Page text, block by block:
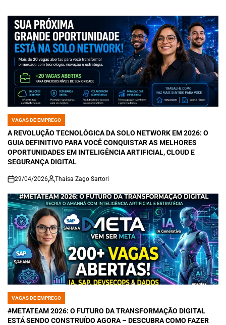
POSTED
IN
VAGAS DE EMPREGO
A REVOLUÇÃO TECNOLÓGICA DA SOLO NETWORK EM 2026: O
GUIA DEFINITIVO PARA VOCÊ CONQUISTAR AS MELHORES
OPORTUNIDADES EM INTELIGÊNCIA ARTIFICIAL, CLOUD E
SEGURANÇA DIGITAL
on
29/04/2026 Thaisa Zago Sartori
POSTED
IN
VAGAS DE EMPREGO
#METATEAM 2026: O FUTURO DA TRANSFORMAÇÃO DIGITAL
ESTÁ SENDO CONSTRUÍDO AGORA – DESCUBRA COMO FAZER